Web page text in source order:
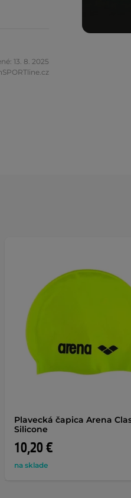
13. 8. 2025
Plavecká čapica Arena
Silicone
10,20 €
na sklade